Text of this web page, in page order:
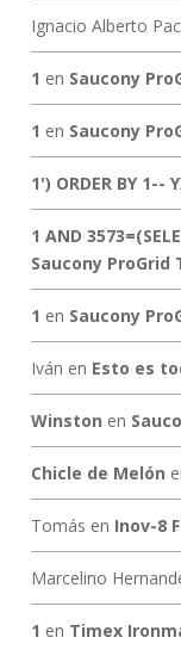
Ignacio Alberto
1 en Saucony
1 en Saucony
1') ORDER BY 1--
1 AND
Saucony ProGrid
1 en Saucony
Iván en Esto es
Winston en
Chicle de Melón
Tomás en Inov-8
Marcelino
1 en Timex